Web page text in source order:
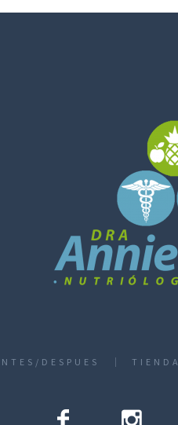
DESPUES TIENDA